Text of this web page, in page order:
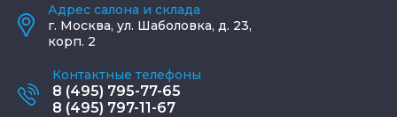
Адрес салона и склада
г. Москва, ул. Шаболовка, д. 23,
корп. 2
Контактные телефоны
8 (495) 795-77-65
8 (495) 797-11-67